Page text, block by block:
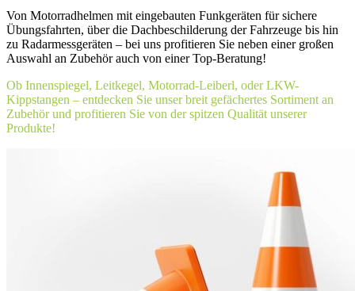
Von Motorradhelmen mit eingebauten Funkgeräten für sichere
Übungsfahrten, über die Dachbeschilderung der Fahrzeuge bis hin
zu Radarmessgeräten – bei uns profitieren Sie neben einer großen
Auswahl an Zubehör auch von einer Top-Beratung!
Ob Innenspiegel, Leitkegel, Motorrad-Leiberl, oder LKW-
Kippstangen – entdecken Sie unser breit gefächertes Sortiment an
Zubehör und profitieren Sie von der spitzen Qualität unserer
Produkte!